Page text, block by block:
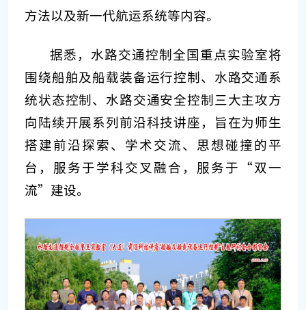
方法以及新一代航运系统等内容。
据悉，水路交通控制全国重点实验室将
围绕船舶及船载装备运行控制、水路交通系
统状态控制、水路交通安全控制三大主攻方
向陆续开展系列前沿科技讲座，旨在为师生
搭建前沿探索、学术交流、思想碰撞的平
台，服务于学科交叉融合，服务于“双一
流”建设。